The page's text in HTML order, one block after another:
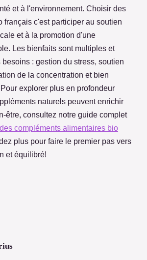
et à l'environnement. Choisir des
français c'est participer au soutien
et à la promotion d'une
Les bienfaits sont multiples et
: gestion du stress, soutien
de la concentration et bien
explorer plus en profondeur
naturels peuvent enrichir
être, consultez notre guide complet
compléments alimentaires bio
plus pour faire le premier pas vers
et équilibré!